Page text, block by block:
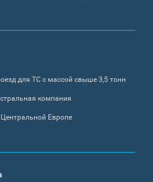
для ТС с массой свыше 3,5 тонн
компания
Европе